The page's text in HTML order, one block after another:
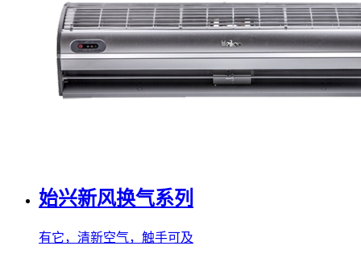
始兴新风换气系列
有它，清新空气，触手可及